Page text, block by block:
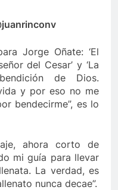
3 Años Ago
Jorge Oñate: ‘El
del Cesar’ y ‘La
de Dios.
y por eso no me
bendecirme”, es lo
ahora corto de
mi guía para llevar
La verdad, es
nunca decae”.